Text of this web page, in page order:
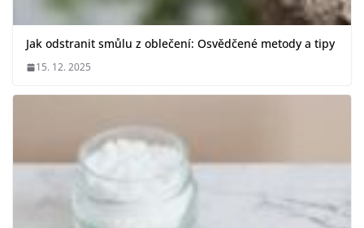
Jak odstranit smůlu z oblečení: Osvědčené metody a tipy
15. 12. 2025